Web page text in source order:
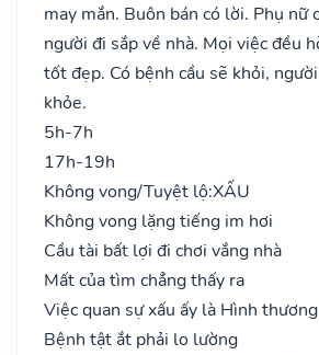
may mắn. Buôn bán có lời. Phụ nữ
người đi sắp về nhà. Mọi việc đều
tốt đẹp. Có bệnh cầu sẽ khỏi,
khỏe.
5h-7h
17h-19h
Không vong/Tuyệt lộ:XẤU
Không vong lặng tiếng im hơi
Cầu tài bất lợi đi chơi vắng nhà
Mất của tìm chẳng thấy ra
Việc quan sự xấu ấy là Hình thương
Bệnh tật ắt phải lo lường